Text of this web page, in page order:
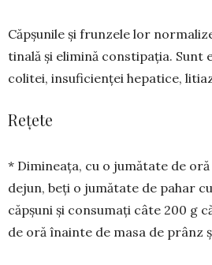
Căpșunile și frunzele lor
tinală și elimină constipația. Sunt
colitei, insuficienței hepatice,
Rețete
* Dimineața, cu o jumătate de
dejun, beți o jumătate de pahar
căpșuni și consumați câte 200 g
de oră îna­inte de masa de prânz